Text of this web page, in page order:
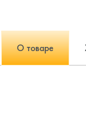
О товаре